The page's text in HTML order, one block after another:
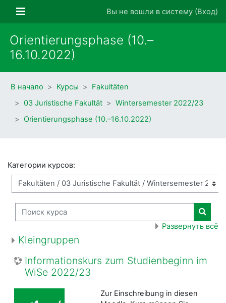
Боковая панельВы не вошли в систему (Вход)
Orientierungsphase (10.–
16.10.2022)
В начало Курсы
Fakultäten
03 Juristische Fakultät
Wintersemester 2022/23
Orientierungsphase (10.–16.10.2022)
Категории курсов:
Поиск курса
Поиск
Развернуть всё
Kleingruppen
Informationskurs zum Studienbeginn im
WiSe 2022/23
Zur Einschreibung in diesen